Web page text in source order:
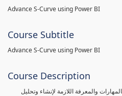
Advance S-Curve using Power BI
Course Subtitle
Advance S-Curve using Power BI
Course Description
والمعرفة اللازمة لإنشاء وتحليل